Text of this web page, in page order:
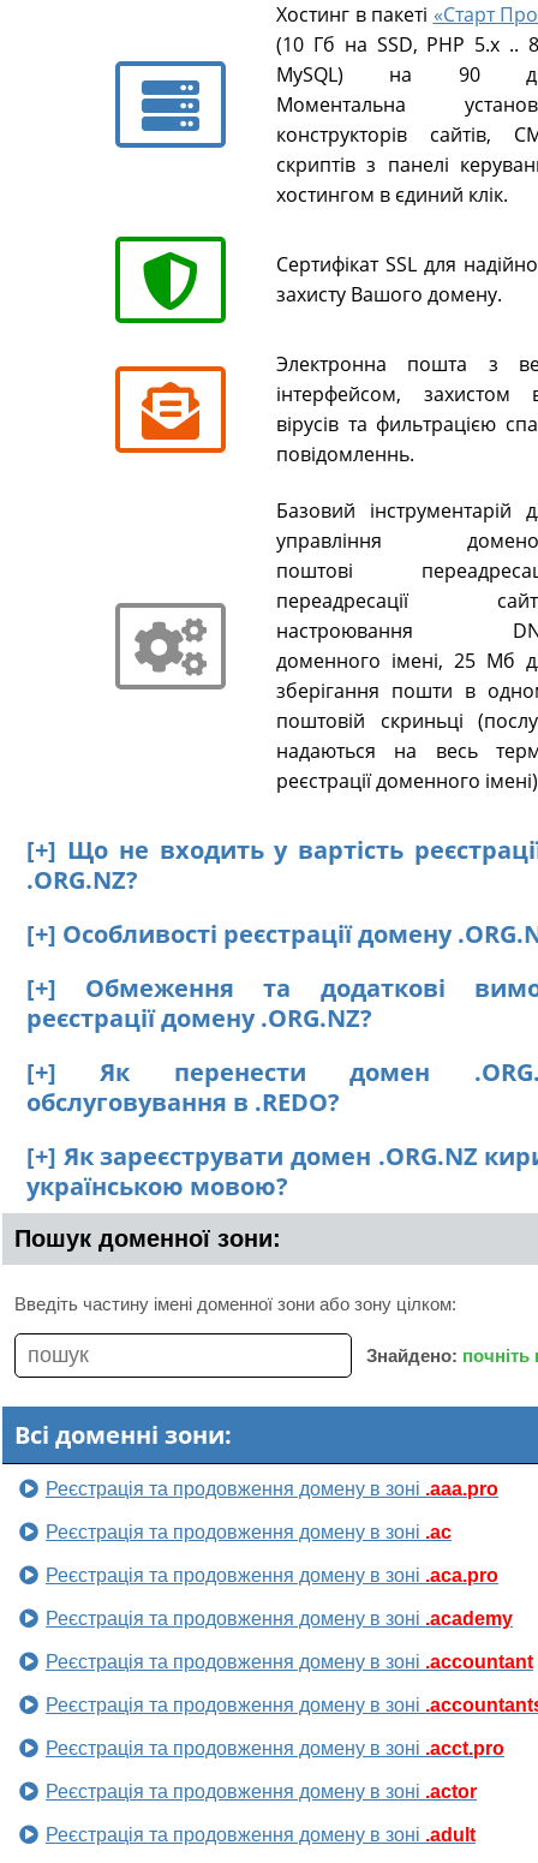
Хостинг в пакеті «Старт
(10 Гб на SSD, PHP 5.х ..
MySQL) на 90
Моментальна
конструкторів сайтів,
скриптів з панелі
хостингом в єдиний клік.
Сертифікат SSL для
захисту Вашого домену.
Электронна пошта з
інтерфейсом, захистом
вірусів та фильтрацією
повідомленнь.
Базовий інструментарій
управління
поштові
переадресації
настроювання
доменного імені, 25 Мб
зберігання пошти в
поштовій скриньці
надаються на весь
реєстрації доменного
[+] Що не входить у вартість
.ORG.NZ?
[+] Особливості реєстрації домену
[+] Обмеження та додаткові
реєстрації домену .ORG.NZ?
[+] Як перенести домен
обслуговування в .REDO?
[+] Як зареєструвати домен .ORG.NZ
українською мовою?
Пошук доменної зони:
Введіть частину імені доменної зони або зону цілком:
Знайдено:
Всі доменні зони:
Реєстрація та продовження домену в зоні .aaa.pro
Реєстрація та продовження домену в зоні .ac
Реєстрація та продовження домену в зоні .aca.pro
Реєстрація та продовження домену в зоні .academy
Реєстрація та продовження домену в зоні .accountant
Реєстрація та продовження домену в зоні
Реєстрація та продовження домену в зоні .acct.pro
Реєстрація та продовження домену в зоні .actor
Реєстрація та продовження домену в зоні .adult